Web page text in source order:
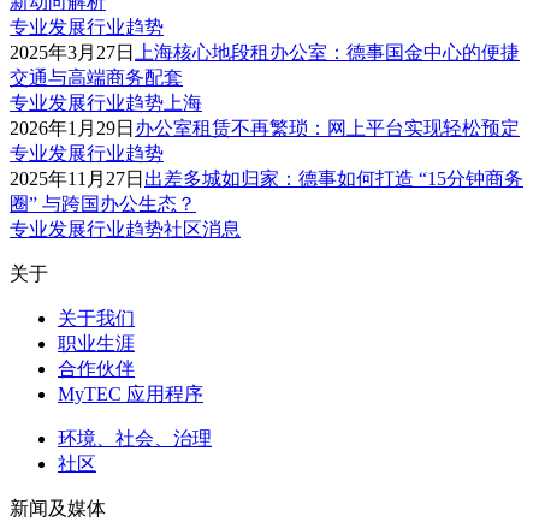
专业发展行业趋势
2025年3月27日
上海核心地段租办公室：德事国金中心的便捷
交通与高端商务配套
专业发展行业趋势 上海
2026年1月29日 办公室租赁不再繁琐：网上平台实现轻松预定
专业发展行业趋势
2025年11月27日 出差多城如归家：德事如何打造 “15分钟商务
圈” 与跨国办公生态？
专业发展行业趋势社区消息
关于
关于我们
职业生涯
合作伙伴
MyTEC 应用程序
环境、社会、治理
社区
新闻及媒体